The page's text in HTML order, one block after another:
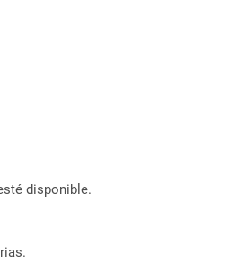
disponible.